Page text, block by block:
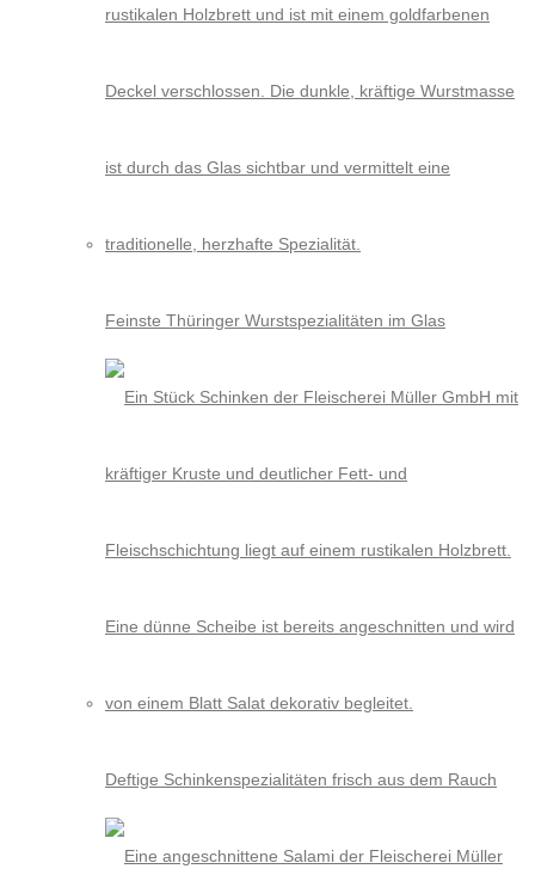
Feinste Thüringer Wurstspezialitäten im Glas
Deftige Schinkenspezialitäten frisch aus dem Rauch